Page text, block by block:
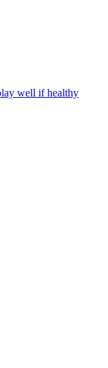
well if healthy